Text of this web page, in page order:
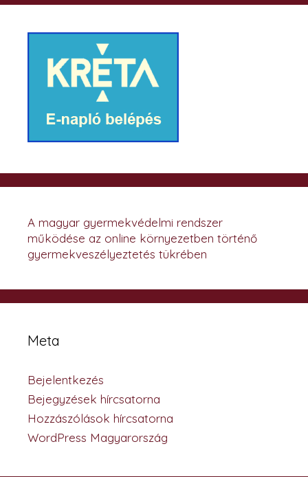
A magyar gyermekvédelmi rendszer
működése az online környezetben történő
gyermekveszélyeztetés tükrében
Meta
Bejelentkezés
Bejegyzések hírcsatorna
Hozzászólások hírcsatorna
WordPress Magyarország